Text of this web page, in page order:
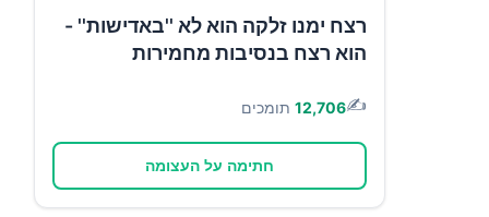
רצח ימנו זלקה הוא לא ''באדישות'' -
הוא רצח בנסיבות מחמירות
✍️
12,706 תומכים
חתימה על העצומה